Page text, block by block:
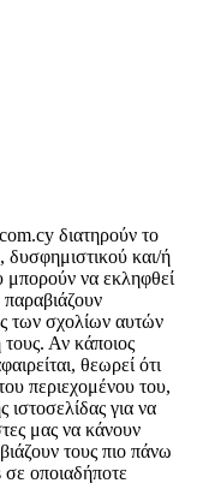
διατηρούν το
και/ή
μπορούν να εκληφθεί
των σχολίων αυτών
Αν κάποιος
θεωρεί ότι
περιεχομένου του,
ιστοσελίδας για να
μας να κάνουν
τους πιο πάνω
οποιαδήποτε